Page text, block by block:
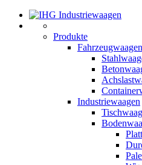
Produkte
Industriewaagen